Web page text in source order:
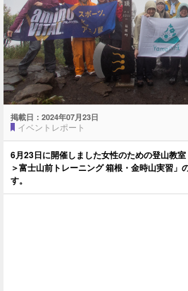
掲載日： 2024年07月23日
イベントレポート
6月23日に開催しました女性のための登山教
＞富士山前トレーニング 箱根・金時山実習」
す。